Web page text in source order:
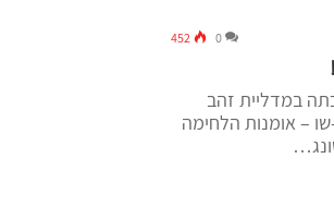
0
452
במדליית זהב
– אומנות הלחימה